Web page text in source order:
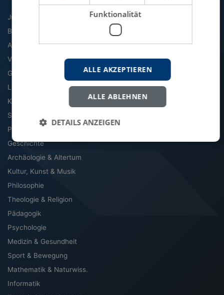
Jura
BWL
Agrarwissenschaft
VWL
Geographie
Literatur & Sprache
Kommunikation & Medien
Soziologie
Politik
Geschichte
Archäologie & Altertum
Kultur, Kunst & Musik
Philosophie
Theologie & Religion
Pädagogik
Psychologie
Medizin & Gesundheit
Sport & Bewegung
Mathematik & Naturwiss.
Informatik
Funktionalität
ALLE AKZEPTIEREN
ALLE ABLEHNEN
DETAILS ANZEIGEN